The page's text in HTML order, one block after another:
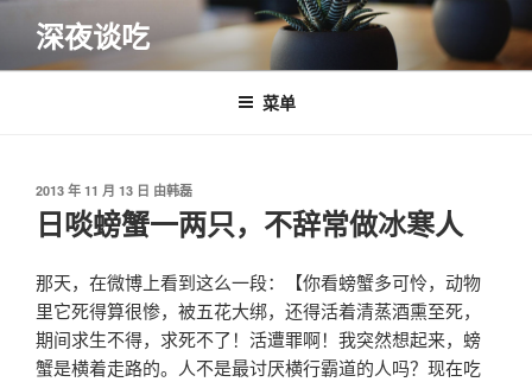
内
深夜谈吃
菜单
发
布
于
2013 年 11 月 13 日 由韩磊
日啖螃蟹一两只，不辞常做冰寒人
那天，在微博上看到这么一段：【你看螃蟹多可怜，动物
里它死得算很惨，被五花大绑，还得活着清蒸酒熏至死，
期间求生不得，求死不了！活遭罪啊！我突然想起来，螃
蟹是横着走路的。人不是最讨厌横行霸道的人吗？现在吃